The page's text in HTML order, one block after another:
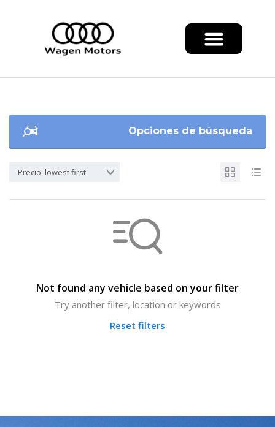
Opciones de búsqueda
Precio: lowest first
Not found any vehicle based on your filter
Try another filter, location or keywords
Reset filters